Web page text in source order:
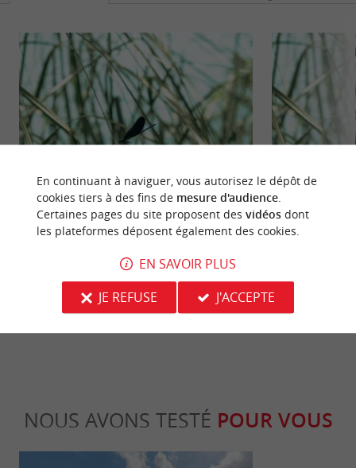
Marais de Braud-et-Saint-Louis
Sur les berges de l’Estuaire de la Gironde, au nord
7,7 km - Braud-et-Saint-Louis
Les Lacs du
Dans le Blayais,
NOUS AVONS TESTÉ POUR VOUS
En continuant à naviguer, vous autorisez le dépôt de
cookies tiers à des fins de mesure d'audience.
Certaines pages du site proposent des vidéosdont
les plateformes déposent également des cookies.
EN SAVOIR PLUS
JE REFUSE
J'ACCEPTE